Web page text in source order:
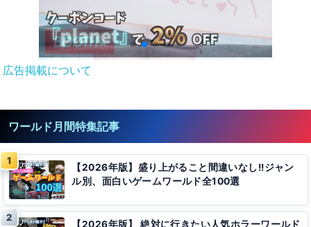
広告掲載について
ワールド月間特集記事
【2026年版】盛り上がること間違いなし!!ジャン
ル別、面白いゲームワールド全100選
【2026年版】 絶対に行きたい人気ホラーワールド